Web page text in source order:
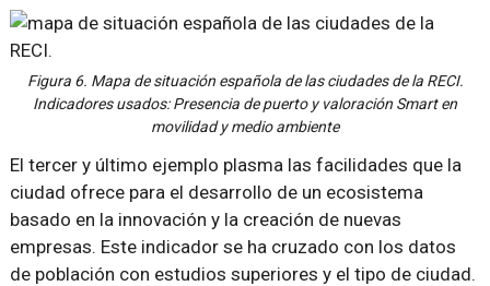
Figura 6. Mapa de situación española de las ciudades de la RECI.
Indicadores usados: Presencia de puerto y valoración Smart en
movilidad y medio ambiente
El tercer y último ejemplo plasma las facilidades que la
ciudad ofrece para el desarrollo de un ecosistema
basado en la innovación y la creación de nuevas
empresas. Este indicador se ha cruzado con los datos
de población con estudios superiores y el tipo de ciudad.